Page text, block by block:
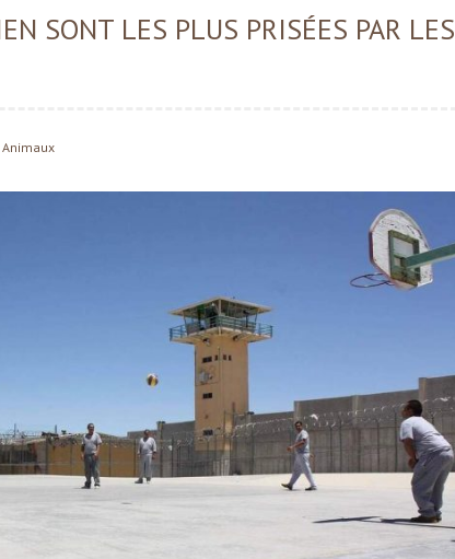
SONT LES PLUS PRISÉES PAR LES
Animaux